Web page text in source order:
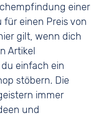
einer
einen Preis von
gilt, wenn dich
Artikel
einfach ein
stöbern. Die
immer
und